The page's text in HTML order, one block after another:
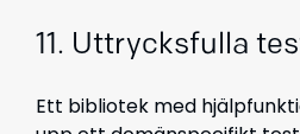
11. Uttrycksfulla
Ett bibliotek med